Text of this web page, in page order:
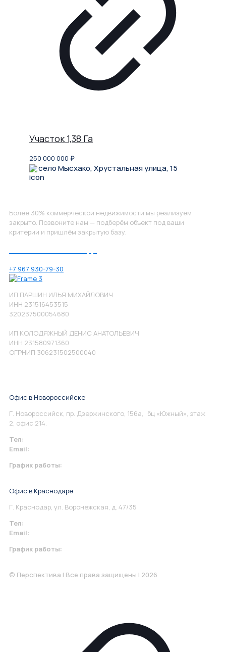
Участок 1,38 Га
250 000 000 ₽
село Мысхако, Хрустальная улица, 15
Более 30% коммерческой недвижимости мы реализуем
закрыто. Позвоните нам — подберём объект под ваши
критерии и пришлём закрытую базу.
+7 967 930-79-30
ИП ПАРШИН ИЛЬЯ МИХАЙЛОВИЧ
ИНН 231516453515
320237500054680
ИП КОЛОДЯЖНЫЙ ДЕНИС АНАТОЛЬЕВИЧ
ИНН 231580971360
ОГРНИП 306231502500040
Офис в Новороссийске
Г. Новороссийск, пр. Дзержинского, 156а, бц «Южный», этаж
2, офис 214.
Тел:
Email:
График работы:
Офис в Краснодаре
Г. Краснодар, ул. Воронежская, д. 47/35
Тел:
Email:
График работы:
© Перспектива | Все права защищены | 2026